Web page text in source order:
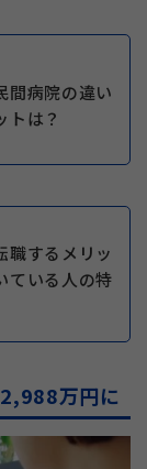
間病院の違い
トは？
職するメリッ
ている人の特
万円に